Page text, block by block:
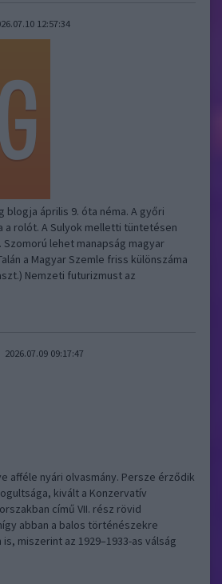
12:57:34
blogja április 9. óta néma. A győri
a rolót. A Sulyok melletti tüntetésen
Szomorú lehet manapság magyar
a Magyar Szemle friss különszáma
Nemzeti futurizmust az
2026.07.09 09:17:47
afféle nyári olvasmány. Persze érződik
kivált a Konzervatív
című VII. rész rövid
abban a balos történészekre
miszerint az 1929–1933-as válság